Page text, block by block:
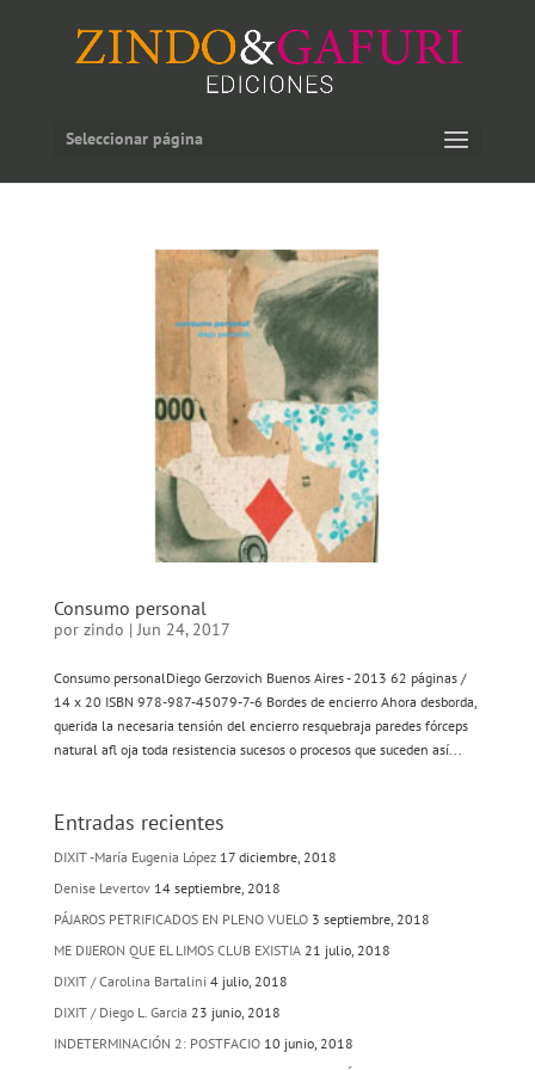
Seleccionar página
Consumo personal
por zindo | Jun 24, 2017
Consumo personalDiego Gerzovich Buenos Aires - 2013 62 páginas /
14 x 20 ISBN 978-987-45079-7-6 Bordes de encierro Ahora desborda,
querida la necesaria tensión del encierro resquebraja paredes fórceps
natural afl oja toda resistencia sucesos o procesos que suceden así...
Entradas recientes
DIXIT -María Eugenia López 17 diciembre, 2018
Denise Levertov 14 septiembre, 2018
PÁJAROS PETRIFICADOS EN PLENO VUELO 3 septiembre, 2018
ME DIJERON QUE EL LIMOS CLUB EXISTIA 21 julio, 2018
DIXIT / Carolina Bartalini 4 julio, 2018
DIXIT / Diego L. Garcia 23 junio, 2018
INDETERMINACIÓN 2: POSTFACIO 10 junio, 2018